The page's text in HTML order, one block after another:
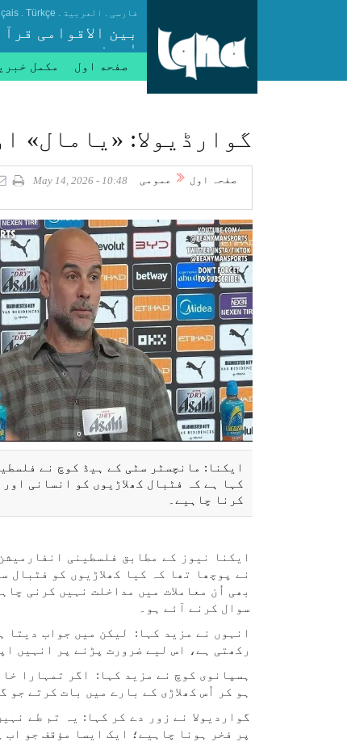
فارسی . العربیة .
Türkçe
.
بین الاقوامی
ایجنسی
صفحه اول مکمل
گوارڈیولا: «یامال»
صفحہ اول عمومی
10:48 - May 14, 2026
ایکنا: مانچسٹر سٹی کے ہیڈ کوچ نے
کہا ہے کہ فٹبال کھلاڑیوں کو انسانی
کرنا چاہیے۔
ایکنا نیوز کے مطابق فلسطینی
نے پوچھا تھا کہ کیا کھلاڑیوں کو
بھی اُن معاملات میں مداخلت نہیں کرنی
سوال کرنے آئے ہو۔
انہوں نے مزید کہا: لیکن میں جواب دیتا
رکھتی ہے، اس لیے ضرورت پڑنے پر انہیں
ہسپانوی کوچ نے مزید کہا: اگر تمہارا
ہو کر اُس کھلاڑی کے بارے میں بات کرتے
گواردیولا نے زور دے کر کہا: یہ تم طے
پر فخر ہونا چاہیے؛ ایک ایسا مؤقف جو